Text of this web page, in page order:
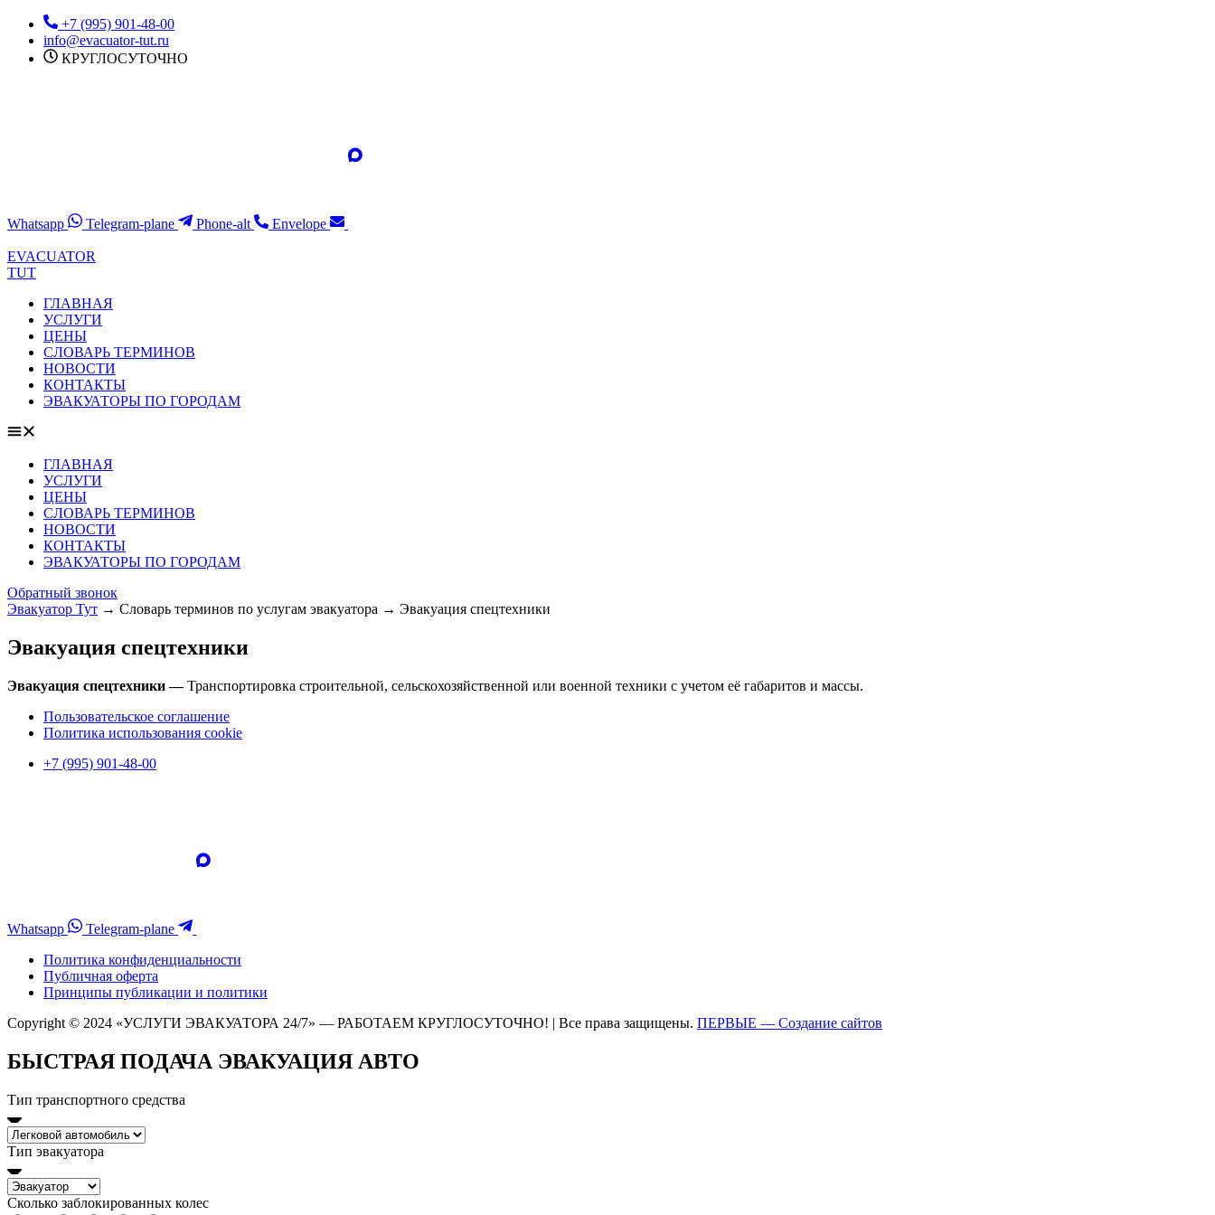
Перейти
содержимому
+7 (995) 901-48-00
info@evacuator-tut.ru
КРУГЛОСУТОЧНО
Whatsapp Telegram-plane Phone-alt Envelope
EVACUATOR
TUT
ГЛАВНАЯ
УСЛУГИ
ЦЕНЫ
СЛОВАРЬ ТЕРМИНОВ
НОВОСТИ
КОНТАКТЫ
ЭВАКУАТОРЫ ПО ГОРОДАМ
ГЛАВНАЯ
УСЛУГИ
ЦЕНЫ
СЛОВАРЬ ТЕРМИНОВ
НОВОСТИ
КОНТАКТЫ
ЭВАКУАТОРЫ ПО ГОРОДАМ
Обратный звонок
Эвакуатор Тут → Словарь терминов по услугам эвакуатора → Эвакуация спецтехники
Эвакуация спецтехники
Эвакуация спецтехники —Транспортировка строительной, сельскохозяйственной или военной техники с учетом её габаритов и массы.
Пользовательское соглашение
Политика использования cookie
+7 (995) 901-48-00
Whatsapp
Telegram-plane
Политика конфиденциальности
Публичная оферта
Принципы публикации и политики
Copyright © 2024 «УСЛУГИ ЭВАКУАТОРА 24/7» — РАБОТАЕМ КРУГЛОСУТОЧНО! | Все права защищены. ПЕРВЫЕ — Создание сайтов
БЫСТРАЯ ПОДАЧА ЭВАКУАЦИЯ АВТО
Тип транспортного средства
Тип эвакуатора
Сколько заблокированных колес